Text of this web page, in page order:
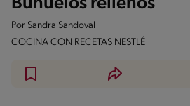
Por Sandra Sandoval
COCINA CON RECETAS NESTLÉ